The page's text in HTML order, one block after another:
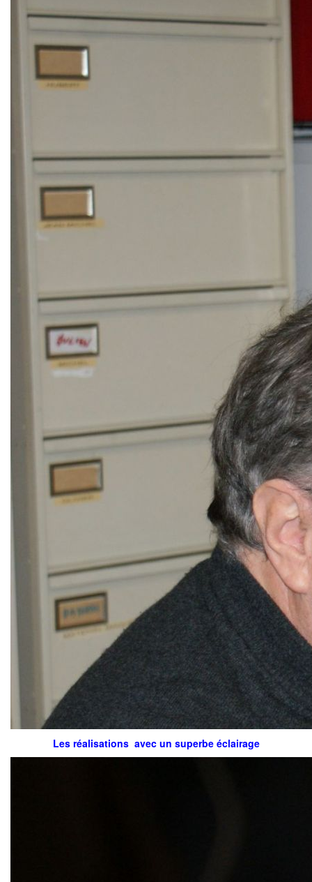
Les réalisations avec un superbe éclairage